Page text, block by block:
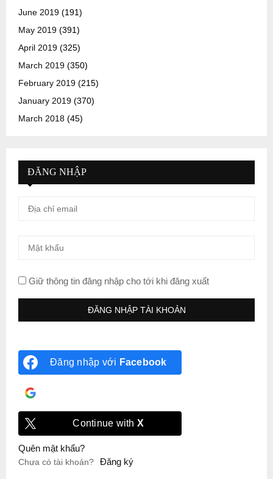
June 2019 (191)
May 2019 (391)
April 2019 (325)
March 2019 (350)
February 2019 (215)
January 2019 (370)
March 2018 (45)
ĐĂNG NHẬP
Giữ thông tin đăng nhập cho tới khi đăng xuất
Đăng nhập với Facebook
Continue with X
Quên mật khẩu?
Chưa có tài khoản? Đăng ký